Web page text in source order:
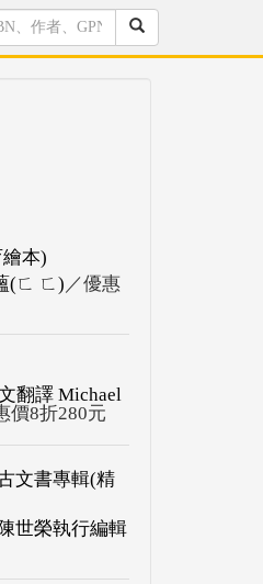
本)
(ㄈ ㄈ) ／優惠
翻譯 Michael
價8折280元
文書專輯(精
世榮執行編輯